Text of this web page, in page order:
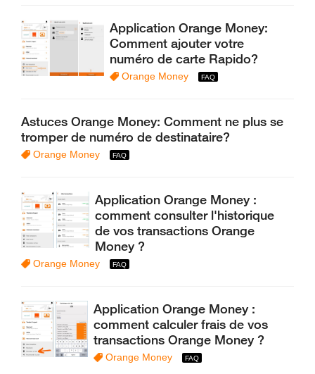
Application Orange Money:
Comment ajouter votre
numéro de carte Rapido?
Orange Money
Astuces Orange Money: Comment ne plus se
tromper de numéro de destinataire?
Orange Money
Application Orange Money :
comment consulter l'historique
de vos transactions Orange
Money ?
Orange Money
Application Orange Money :
comment calculer frais de vos
transactions Orange Money ?
Orange Money